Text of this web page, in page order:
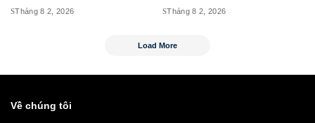
Tháng 8 2, 2026 Tháng 8 2, 2026
Load More
Về chúng tôi